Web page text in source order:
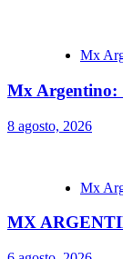
Mx
Mx Argentino:
8 agosto, 2026
Mx
MX